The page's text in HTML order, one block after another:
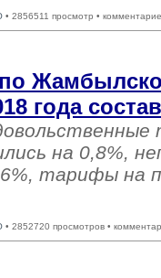
• 2856511 просмотр •
года
на 0,8%,
тарифы на
• 2852720 просмотров •